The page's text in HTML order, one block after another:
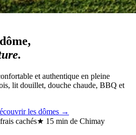
et authentique en pleine
lit douillet, douche chaude, BBQ et
les dômes →
cachés★ 15 min de Chimay